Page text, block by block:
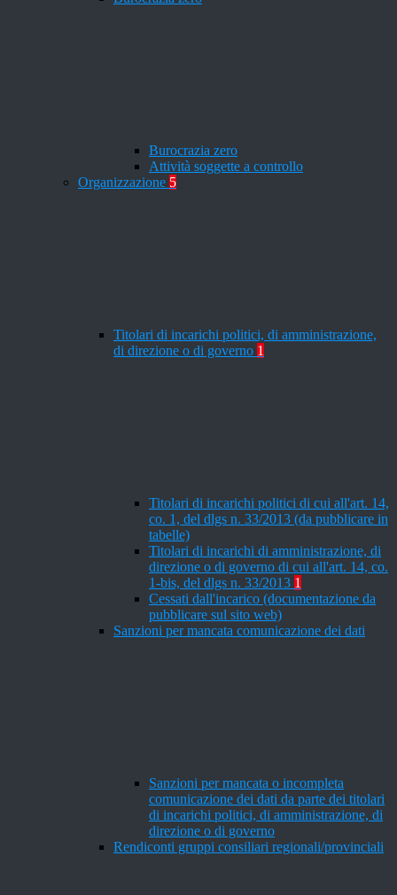
Burocrazia zero
Attività soggette a controllo
Organizzazione 5
Titolari di incarichi politici, di amministrazione,
di direzione o di governo 1
Titolari di incarichi politici di cui all'art. 14,
co. 1, del dlgs n. 33/2013 (da pubblicare in
tabelle)
Titolari di incarichi di amministrazione, di
direzione o di governo di cui all'art. 14, co.
1-bis, del dlgs n. 33/2013 1
Cessati dall'incarico (documentazione da
pubblicare sul sito web)
Sanzioni per mancata comunicazione dei dati
Sanzioni per mancata o incompleta
comunicazione dei dati da parte dei titolari
di incarichi politici, di amministrazione, di
direzione o di governo
Rendiconti gruppi consiliari regionali/provinciali